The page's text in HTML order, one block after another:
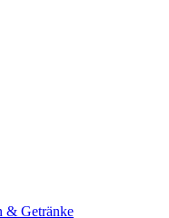
& Getränke